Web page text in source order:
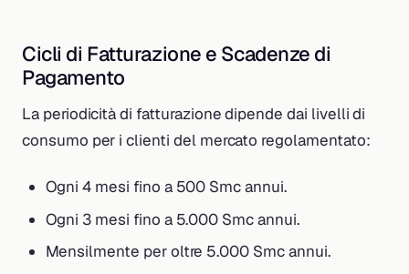
Cicli di Fatturazione e Scadenze di
Pagamento
La periodicità di fatturazione dipende dai livelli di
consumo per i clienti del mercato regolamentato:
Ogni 4 mesi fino a 500 Smc annui.
Ogni 3 mesi fino a 5.000 Smc annui.
Mensilmente per oltre 5.000 Smc annui.